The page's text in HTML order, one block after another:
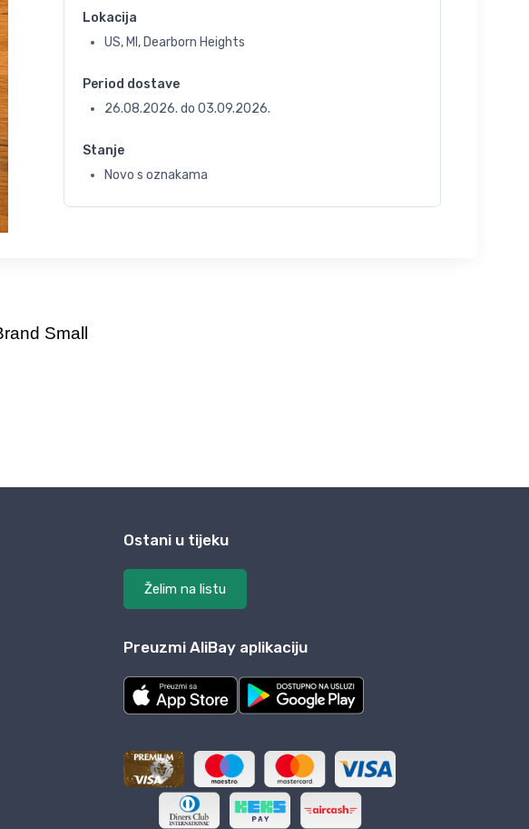
Lokacija
US, MI, Dearborn Heights
Period dostave
26.08.2026. do 03.09.2026.
Stanje
Novo s oznakama
Ostani u tijeku
Želim na listu
Preuzmi AliBay aplikaciju